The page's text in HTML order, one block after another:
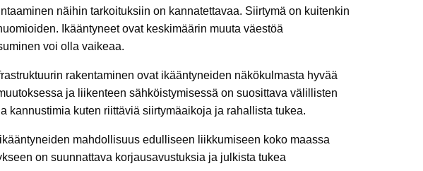
näihin tarkoituksiin on kannatettavaa. Siirtymä on kuitenkin
Ikääntyneet ovat keskimäärin muuta väestöä
voi olla vaikeaa.
rakentaminen ovat ikääntyneiden näkökulmasta hyvää
ja liikenteen sähköistymisessä on suosittava välillisten
kannustimia kuten riittäviä siirtymäaikoja ja rahallista tukea.
mahdollisuus edulliseen liikkumiseen koko maassa
on suunnattava korjausavustuksia ja julkista tukea